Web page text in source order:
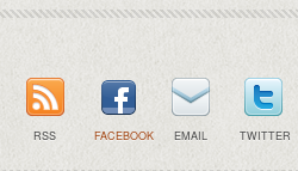
RSS FACEBOOK EMAIL TWITTER